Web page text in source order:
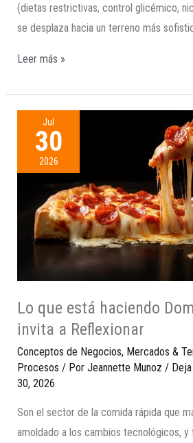
(dietas restrictivas, control glicémico,
se desplaza hacia un terreno más
Leer más »
Jul
30
2026
Lo que está haciendo
invita a Reflexionar
Conceptos de Negocios, Mercados &
Procesos / Por Jeannette Munoz /
30, 2026
Son el sector de la comida rápida que
amoldado a los cambios tecnológicos, y